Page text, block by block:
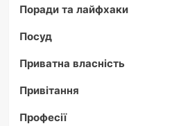
Поради та лайфхаки
Посуд
Приватна власність
Привітання
Професії